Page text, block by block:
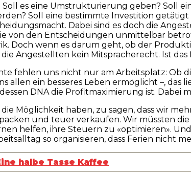
Soll es eine Umstrukturierung geben? Soll
Soll eine bestimmte Investition
Dabei sind es doch die
von den Entscheidungen unmittelbar
Doch wenn es darum geht, ob der
Angestellten kein Mitspracherecht. Ist das
fehlen uns nicht nur am Arbeitsplatz: Ob
allen ein besseres Leben ermöglicht –,
DNA die Profitmaximierung ist.
Möglichkeit haben, zu sagen, dass wir
und teuer verkaufen. Wir müssten
helfen, ihre Steuern zu «optimieren».
so organisieren, dass Ferien nicht
halbe Tasse Kaffee